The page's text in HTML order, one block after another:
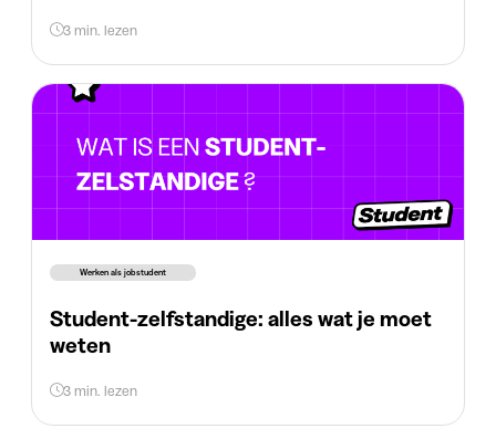
3 min. lezen
Werken als jobstudent
Student-zelfstandige: alles wat je moet
weten
3 min. lezen